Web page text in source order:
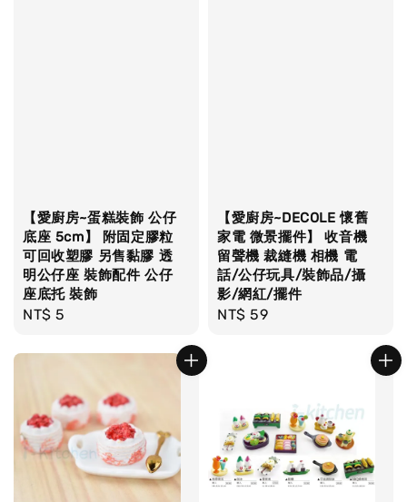
【愛廚房~蛋糕裝飾 公仔
底座 5cm】 附固定膠粒
可回收塑膠 另售黏膠 透
明公仔座 裝飾配件 公仔
座底托 裝飾
Regular
NT$ 5
【愛廚房~DECOLE 懷舊
家電 微景擺件】 收音機
留聲機 裁縫機 相機 電
話/公仔玩具/裝飾品/攝
影/網紅/擺件
Regular
NT$ 59